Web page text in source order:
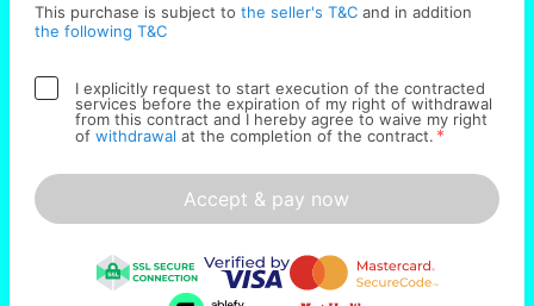
This purchase is subject to the seller's T&C and in addition
the following T&C
I explicitly request to start execution of the contracted
services before the expiration of my right of withdrawal
from this contract and I hereby agree to waive my right
of withdrawal at the completion of the contract. *
Accept & pay now